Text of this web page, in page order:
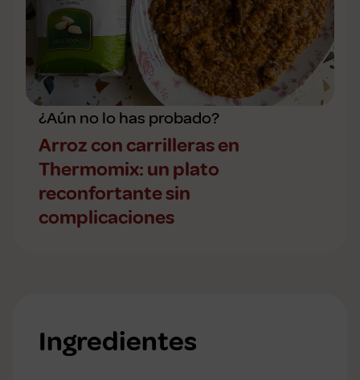
¿Aún no lo has probado?
Arroz con carrilleras en
Thermomix: un plato
reconfortante sin
complicaciones
Ingredientes